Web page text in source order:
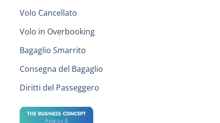
Volo Cancellato
Volo in Overbooking
Bagaglio Smarrito
Consegna del Bagaglio
Diritti del Passeggero